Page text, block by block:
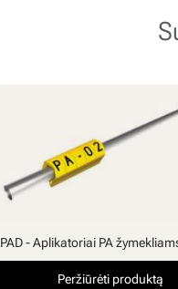
PAD - Aplikatoriai PA
Peržiūrėti produktą